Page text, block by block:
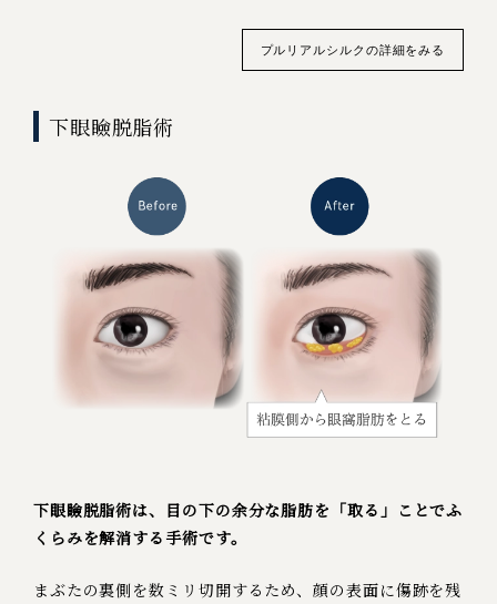
プルリアルシルクの詳細をみる
下眼瞼脱脂術
下眼瞼脱脂術は、目の下の余分な脂肪を「取る」ことでふ
くらみを解消する手術です。
まぶたの裏側を数ミリ切開するため、顔の表面に傷跡を残